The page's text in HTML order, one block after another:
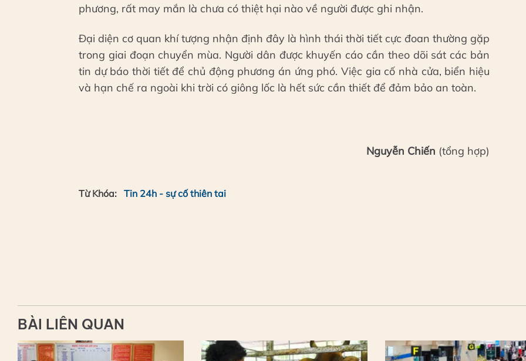
phương, rất may mắn là chưa có thiệt hại nào về người được ghi nhận.
Đại diện cơ quan khí tượng nhận định đây là hình thái thời tiết cực đoan thường gặp
trong giai đoạn chuyển mùa. Người dân được khuyến cáo cần theo dõi sát các bản
tin dự báo thời tiết để chủ động phương án ứng phó. Việc gia cố nhà cửa, biển hiệu
và hạn chế ra ngoài khi trời có giông lốc là hết sức cần thiết để đảm bảo an toàn.
Nguyễn Chiến (tổng hợp)
Từ Khóa: Tin 24h - sự cố thiên tai
BÀI LIÊN QUAN